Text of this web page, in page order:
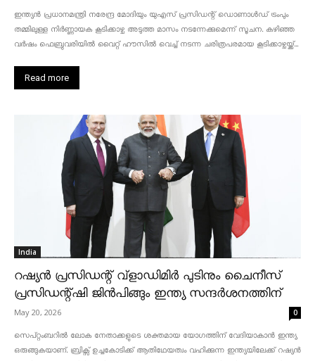
ഇന്ത്യൻ പ്രധാനമന്ത്രി നരേന്ദ്ര മോദിയും യുഎസ് പ്രസിഡന്റ് ഡൊണാൾഡ് ട്രംപും
തമ്മിലുള്ള നിർണ്ണായക കൂടിക്കാഴ്ച അടുത്ത മാസം നടന്നേക്കുമെന്ന് സൂചന. കഴിഞ്ഞ
വർഷം ഫെബ്രുവരിയിൽ വൈറ്റ് ഹൗസിൽ വെച്ച് നടന്ന ചരിത്രപരമായ കൂടിക്കാഴ്ചയ്ക്ക്...
Read more
India
റഷ്യൻ പ്രസിഡന്റ് വ്‌ളാഡിമിർ പുടിനും ചൈനീസ്
പ്രസിഡന്റ്ഷി ജിൻപിങ്ങും ഇന്ത്യ സന്ദർശനത്തിന്
May 20, 2026 0
സെപ്റ്റംബറിൽ ലോക നേതാക്കളുടെ ശക്തമായ യോഗത്തിന് വേദിയാകാൻ ഇന്ത്യ
ഒരുങ്ങുകയാണ്. ബ്രിക്സ് ഉച്ചകോടിക്ക് ആതിഥേയത്വം വഹിക്കുന്ന ഇന്ത്യയിലേക്ക് റഷ്യൻ